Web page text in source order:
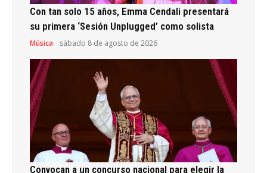
Con tan solo 15 años, Emma Cendali presentará
su primera ‘Sesión Unplugged’ como solista
Música sábado 8 de agosto de 2026
Convocan a un concurso nacional para elegir la